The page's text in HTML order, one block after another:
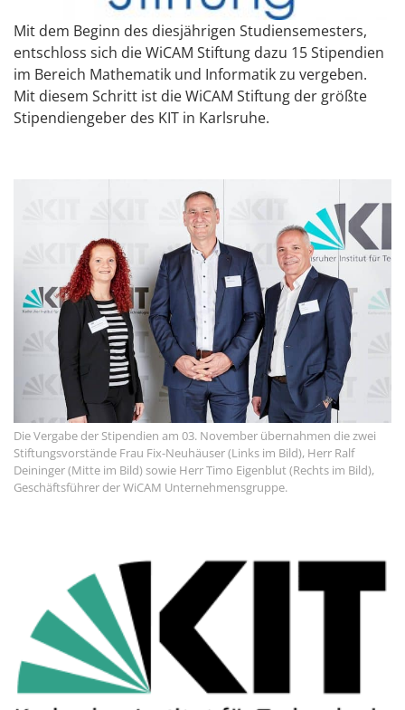
Mit dem Beginn des diesjährigen Studiensemesters,
entschloss sich die WiCAM Stiftung dazu 15 Stipendien
im Bereich Mathematik und Informatik zu vergeben.
Mit diesem Schritt ist die WiCAM Stiftung der größte
Stipendiengeber des KIT in Karlsruhe.
Die Vergabe der Stipendien am 03. November übernahmen die zwei
Stiftungsvorstände Frau Fix-Neuhäuser (Links im Bild), Herr Ralf
Deininger (Mitte im Bild) sowie Herr Timo Eigenblut (Rechts im Bild),
Geschäftsführer der WiCAM Unternehmensgruppe.